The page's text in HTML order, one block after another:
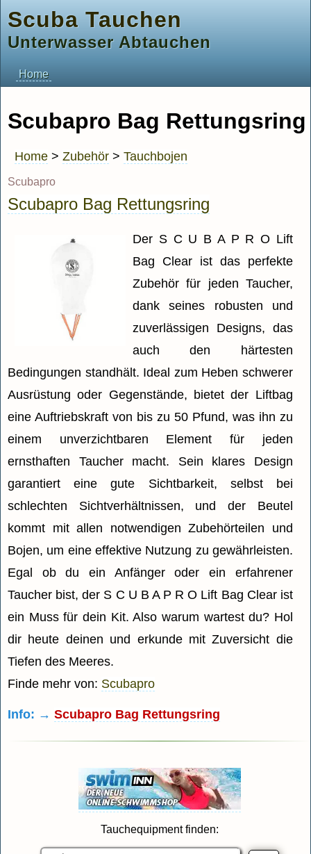
Scuba Tauchen
Unterwasser Abtauchen
Home
Scubapro Bag Rettungsring
Home > Zubehör > Tauchbojen
Scubapro
Scubapro Bag Rettungsring
Der S C U B A P R O Lift
Bag Clear ist das perfekte
Zubehör für jeden Taucher,
dank seines robusten und
zuverlässigen Designs, das
auch den härtesten
Bedingungen standhält. Ideal zum Heben schwerer
Ausrüstung oder Gegenstände, bietet der Liftbag
eine Auftriebskraft von bis zu 50 Pfund, was ihn zu
einem unverzichtbaren Element für jeden
ernsthaften Taucher macht. Sein klares Design
garantiert eine gute Sichtbarkeit, selbst bei
schlechten Sichtverhältnissen, und der Beutel
kommt mit allen notwendigen Zubehörteilen und
Bojen, um eine effektive Nutzung zu gewährleisten.
Egal ob du ein Anfänger oder ein erfahrener
Taucher bist, der S C U B A P R O Lift Bag Clear ist
ein Muss für dein Kit. Also warum wartest du? Hol
dir heute deinen und erkunde mit Zuversicht die
Tiefen des Meeres.
Finde mehr von: Scubapro
Info: → Scubapro Bag Rettungsring
Tauchequipment finden: